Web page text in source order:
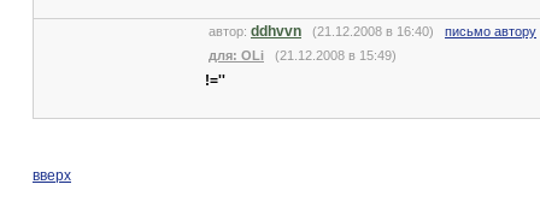
автор: ddhvvn (21.12.2008 в 16:40) письмо автору
для: OLi (21.12.2008 в 15:49)
!=''
вверх